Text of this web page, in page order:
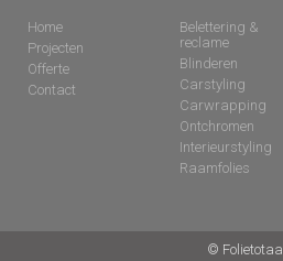
Home
Projecten
Offerte
Contact
Belettering &
reclame
Blinderen
Carstyling
Carwrapping
Ontchromen
Interieurstyling
Raamfolies
© Folietotaal